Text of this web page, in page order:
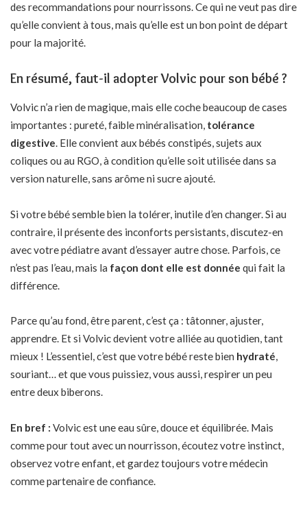
des recommandations pour nourrissons. Ce qui ne veut pas dire
qu’elle convient à tous, mais qu’elle est un bon point de départ
pour la majorité.
En résumé, faut-il adopter Volvic pour son bébé ?
Volvic n’a rien de magique, mais elle coche beaucoup de cases
importantes : pureté, faible minéralisation, tolérance
digestive. Elle convient aux bébés constipés, sujets aux
coliques ou au RGO, à condition qu’elle soit utilisée dans sa
version naturelle, sans arôme ni sucre ajouté.
Si votre bébé semble bien la tolérer, inutile d’en changer. Si au
contraire, il présente des inconforts persistants, discutez-en
avec votre pédiatre avant d’essayer autre chose. Parfois, ce
n’est pas l’eau, mais la façon dont elle est donnée qui fait la
différence.
Parce qu’au fond, être parent, c’est ça : tâtonner, ajuster,
apprendre. Et si Volvic devient votre alliée au quotidien, tant
mieux ! L’essentiel, c’est que votre bébé reste bien hydraté,
souriant… et que vous puissiez, vous aussi, respirer un peu
entre deux biberons.
En bref : Volvic est une eau sûre, douce et équilibrée. Mais
comme pour tout avec un nourrisson, écoutez votre instinct,
observez votre enfant, et gardez toujours votre médecin
comme partenaire de confiance.